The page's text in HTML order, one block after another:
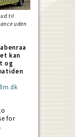
ud til
uden
kan
og
for